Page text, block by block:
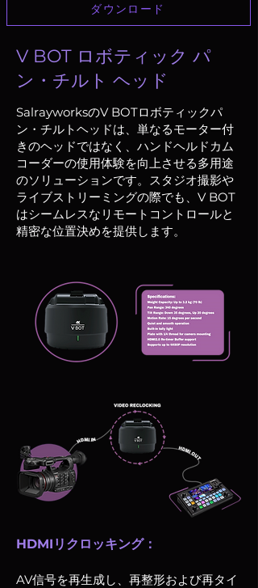
ダウンロード
V BOT ロボティック パ
ン・チルト ヘッド
SalrayworksのV BOTロボティックパ
ン・チルトヘッドは、単なるモーター付
きのヘッドではなく、ハンドヘルドカム
コーダーの使用体験を向上させる多用途
のソリューションです。スタジオ撮影や
ライブストリーミングの際でも、V BOT
はシームレスなリモートコントロールと
精密な位置決めを提供します。
HDMIリクロッキング：
AV信号を再生成し、再整形および再タイ